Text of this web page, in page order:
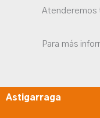
Atenderemos
Para más
Astigarraga